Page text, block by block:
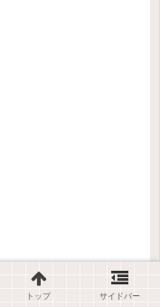
トップ サイドバー